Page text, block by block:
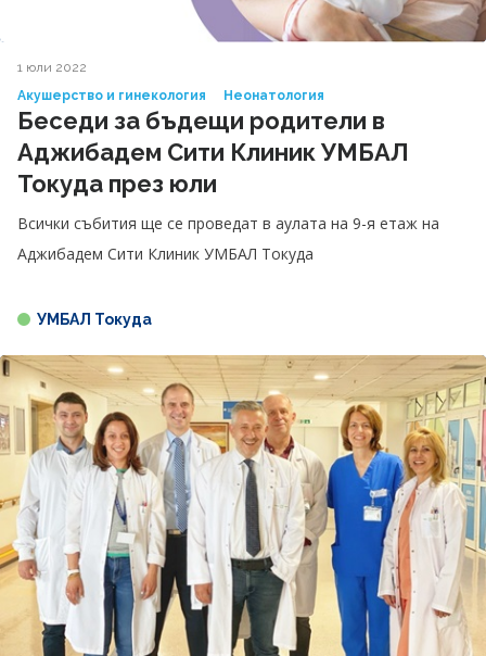
1 юли 2022
Акушерство и гинекология
Неонатология
Беседи за бъдещи родители в
Аджибадем Сити Клиник УМБАЛ
Токуда през юли
Всички събития ще се проведат в аулата на 9-я етаж на
Аджибадем Сити Клиник УМБАЛ Токуда
УМБАЛ Токуда